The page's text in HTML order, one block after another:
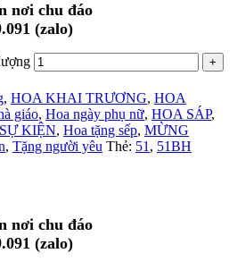
nơi chu đáo
(zalo)
, HOA KHAI TRƯƠNG, HOA
giáo, Hoa ngày phụ nữ, HOA SÁP,
KIỆN, Hoa tặng sếp, MỪNG
, Tặng người yêu Thẻ: 51, 51BH
nơi chu đáo
(zalo)